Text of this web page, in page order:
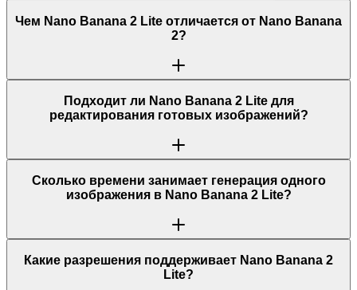
Чем Nano Banana 2 Lite отличается от Nano Banana
2?
Подходит ли Nano Banana 2 Lite для
редактирования готовых изображений?
Сколько времени занимает генерация одного
изображения в Nano Banana 2 Lite?
Какие разрешения поддерживает Nano Banana 2
Lite?